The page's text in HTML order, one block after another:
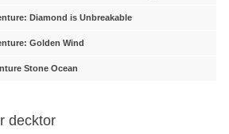
Diamond is Unbreakable
Golden Wind
Stone Ocean
decktor